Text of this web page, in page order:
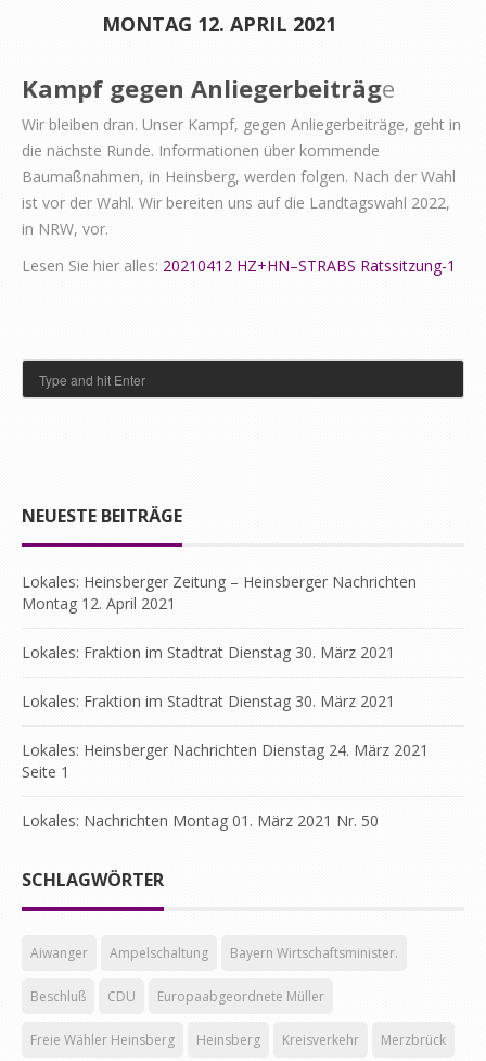
MONTAG 12. APRIL 2021
Kampf gegen Anliegerbeiträge
Wir bleiben dran. Unser Kampf, gegen Anliegerbeiträge, geht in
die nächste Runde. Informationen über kommende
Baumaßnahmen, in Heinsberg, werden folgen. Nach der Wahl
ist vor der Wahl. Wir bereiten uns auf die Landtagswahl 2022,
in NRW, vor.
Lesen Sie hier alles: 20210412 HZ+HN–STRABS Ratssitzung-1
NEUESTE BEITRÄGE
Lokales: Heinsberger Zeitung – Heinsberger Nachrichten
Montag 12. April 2021
Lokales: Fraktion im Stadtrat Dienstag 30. März 2021
Lokales: Fraktion im Stadtrat Dienstag 30. März 2021
Lokales: Heinsberger Nachrichten Dienstag 24. März 2021
Seite 1
Lokales: Nachrichten Montag 01. März 2021 Nr. 50
SCHLAGWÖRTER
Aiwanger Ampelschaltung Bayern Wirtschaftsminister.
Beschluß CDU Europaabgeordnete Müller
Freie Wähler Heinsberg Heinsberg Kreisverkehr Merzbrück